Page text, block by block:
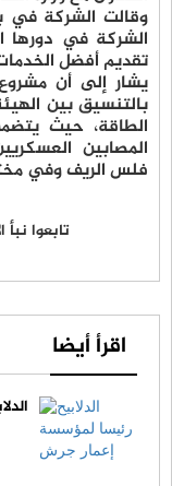
وقالت الشركة في
الشركة في دورها
تقديم أفضل
يشار إلى أن
بالتنسيق بين
الطاقة، حيث
المصابين
فلس الريف وفي
تابعوا
اقرأ أيضا